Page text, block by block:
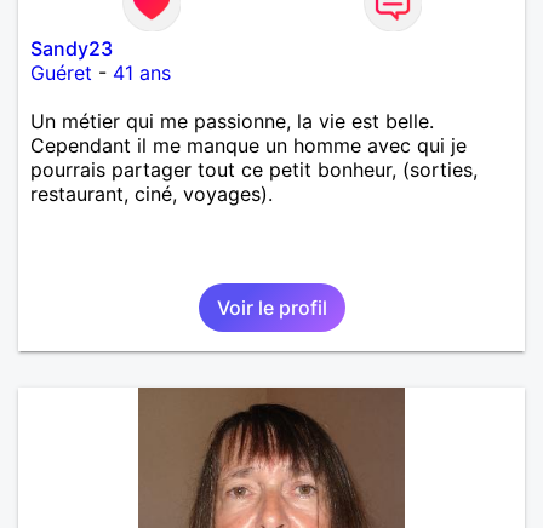
Sandy23
Guéret - 41 ans
Un métier qui me passionne, la vie est belle.
Cependant il me manque un homme avec qui je
pourrais partager tout ce petit bonheur, (sorties,
restaurant, ciné, voyages).
Voir le profil